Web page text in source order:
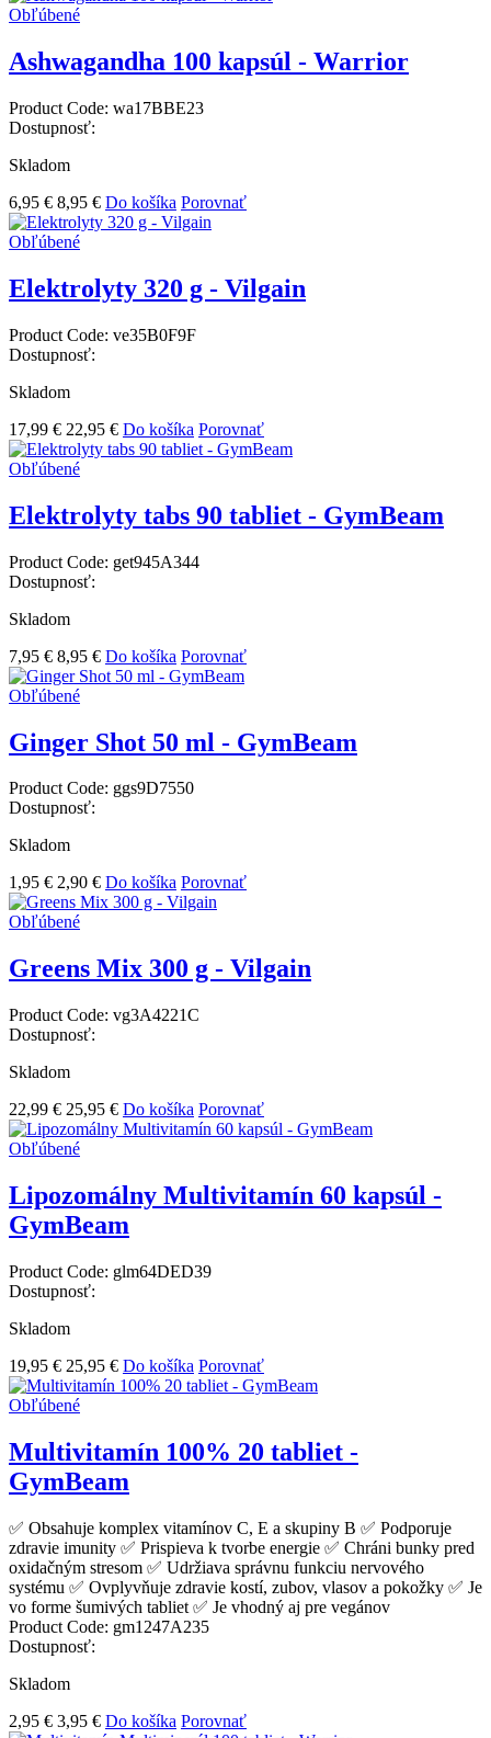
Obľúbené
Ashwagandha 100 kapsúl - Warrior
Product Code: wa17BBE23
Dostupnosť:
Skladom
6,95 € 8,95 € Do košíka Porovnať
Obľúbené
Elektrolyty 320 g - Vilgain
Product Code: ve35B0F9F
Dostupnosť:
Skladom
17,99 € 22,95 € Do košíka Porovnať
Obľúbené
Elektrolyty tabs 90 tabliet - GymBeam
Product Code: get945A344
Dostupnosť:
Skladom
7,95 € 8,95 € Do košíka Porovnať
Obľúbené
Ginger Shot 50 ml - GymBeam
Product Code: ggs9D7550
Dostupnosť:
Skladom
1,95 € 2,90 € Do košíka Porovnať
Obľúbené
Greens Mix 300 g - Vilgain
Product Code: vg3A4221C
Dostupnosť:
Skladom
22,99 € 25,95 € Do košíka Porovnať
Obľúbené
Lipozomálny Multivitamín 60 kapsúl -
GymBeam
Product Code: glm64DED39
Dostupnosť:
Skladom
19,95 € 25,95 € Do košíka Porovnať
Obľúbené
Multivitamín 100% 20 tabliet -
GymBeam
✅ Obsahuje komplex vitamínov C, E a skupiny B ✅ Podporuje
zdravie imunity ✅ Prispieva k tvorbe energie ✅ Chráni bunky pred
oxidačným stresom ✅ Udržiava správnu funkciu nervového
systému ✅ Ovplyvňuje zdravie kostí, zubov, vlasov a pokožky ✅ Je
vo forme šumivých tabliet ✅ Je vhodný aj pre vegánov
Product Code: gm1247A235
Dostupnosť:
Skladom
2,95 € 3,95 € Do košíka Porovnať